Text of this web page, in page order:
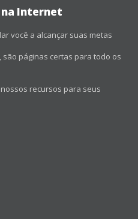
na Internet
você a alcançar suas metas
páginas certas para todo os
recursos para seus